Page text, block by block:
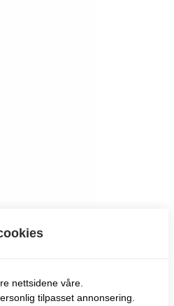
nettsidene våre.
tilpasset annonsering.